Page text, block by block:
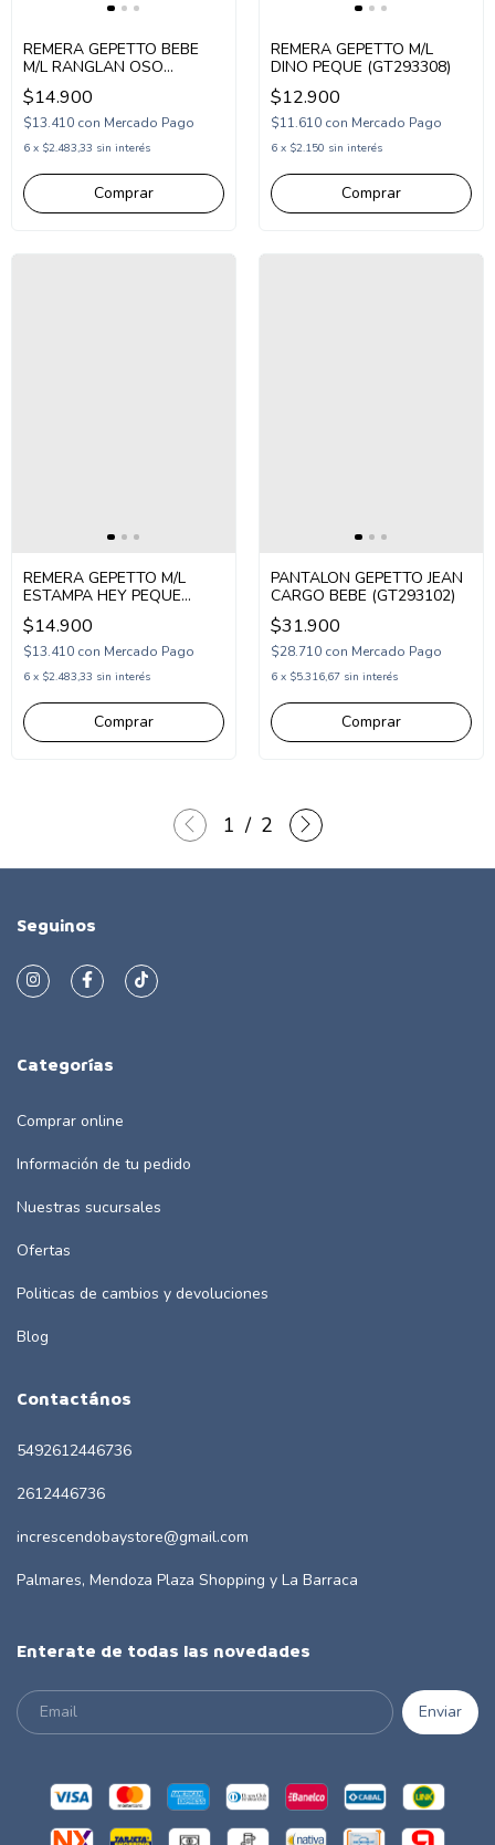
REMERA GEPETTO BEBE
M/L RANGLAN OSO
(GT293309)
$14.900
$13.410 con Mercado Pago
6 x $2.483,33 sin interés
Comprar
REMERA GEPETTO M/L
DINO PEQUE (GT293308)
$12.900
$11.610 con Mercado Pago
6 x $2.150 sin interés
Comprar
REMERA GEPETTO M/L
ESTAMPA HEY PEQUE
(GT293300)
$14.900
$13.410 con Mercado Pago
6 x $2.483,33 sin interés
Comprar
PANTALON GEPETTO JEAN
CARGO BEBE (GT293102)
$31.900
$28.710 con Mercado Pago
6 x $5.316,67 sin interés
Comprar
1 / 2
Seguinos
Categorías
Comprar online
Información de tu pedido
Nuestras sucursales
Ofertas
Politicas de cambios y devoluciones
Blog
Contactános
5492612446736
2612446736
increscendobaystore@gmail.com
Palmares, Mendoza Plaza Shopping y La Barraca
Enterate de todas las novedades